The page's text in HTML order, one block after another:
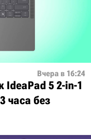
Вчера в 16:24
IdeaPad 5 2-in-1
часа без